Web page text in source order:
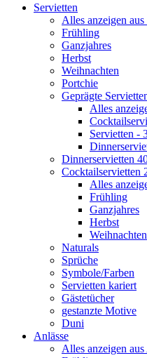
Servietten
Alles anzeigen aus
Frühling
Ganzjahres
Herbst
Weihnachten
Portchie
Geprägte
Alles
Servietten -
Dinnerservietten
Cocktailservietten
Alles
Frühling
Ganzjahres
Herbst
Weihnachten
Naturals
Sprüche
Symbole/Farben
Servietten kariert
Gästetücher
gestanzte Motive
Duni
Anlässe
Alles anzeigen aus